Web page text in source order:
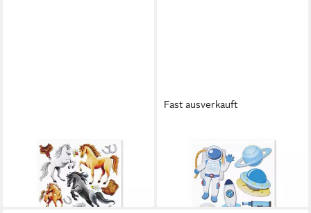
Sticker Roth XXL 3D-Sticker
Pferd II 30x30cm, 14 Teile
8,25 €
lieferbar - in 3-4 Werktagen bei dir
Fast ausverkauft
Sticker Roth XXL 3D-Sticker
Raumfahrt 30x30cm, 7 Teile
8,25 €
lieferbar - in 3-4 Werktagen bei dir